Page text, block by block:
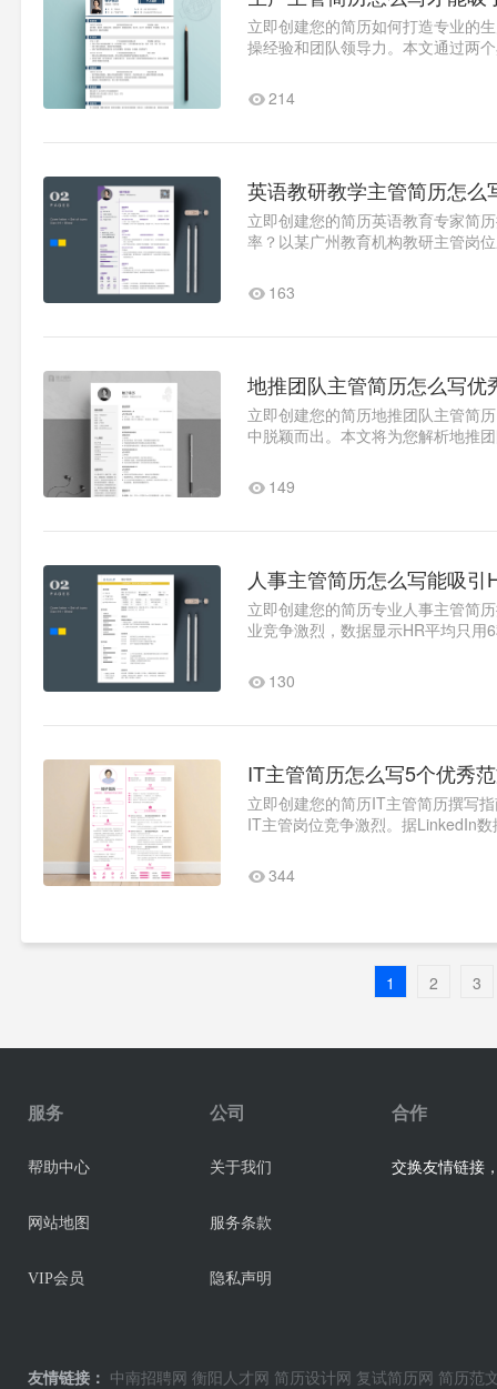
立即创建您的简历如何打造专业的
操经验和团队领导力。本文通过两
214
英语教研教学主管简历怎么
立即创建您的简历英语教育专家简
率？以某广州教育机构教研主管岗
163
地推团队主管简历怎么写优
立即创建您的简历地推团队主管简
中脱颖而出。本文将为您解析地推
149
人事主管简历怎么写能吸引
立即创建您的简历专业人事主管简
业竞争激烈，数据显示HR平均只
130
IT主管简历怎么写5个优秀
立即创建您的简历IT主管简历撰写
IT主管岗位竞争激烈。据LinkedIn
344
1 2 3
服务
帮助中心
网站地图
VIP会员
公司
关于我们
服务条款
隐私声明
合作
交换友情链接
友情链接： 中南招聘网 衡阳人才网 简历设计网 复试简历网 简历范